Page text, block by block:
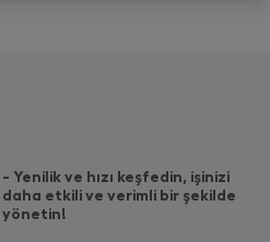
- Yenilik ve hızı keşfedin, işinizi
daha etkili ve verimli bir şekilde
yönetin!